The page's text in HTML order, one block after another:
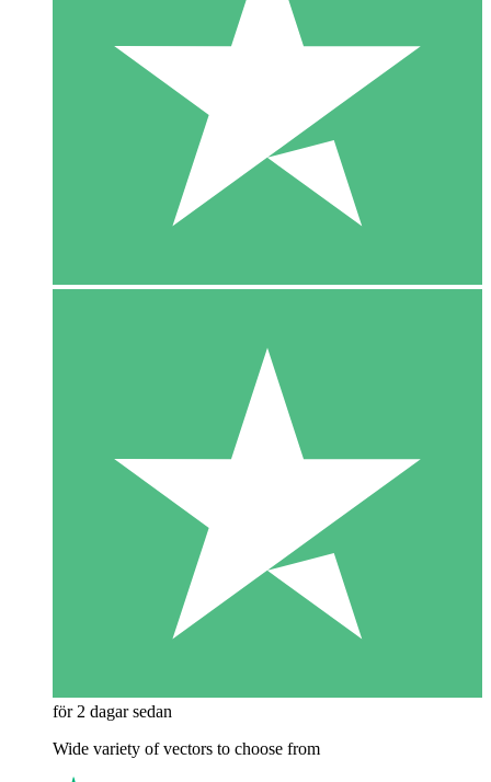
för 2 dagar sedan
Wide variety of vectors to choose from